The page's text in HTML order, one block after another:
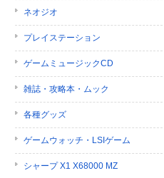
ネオジオ
プレイステーション
ゲームミュージックCD
雑誌・攻略本・ムック
各種グッズ
ゲームウォッチ・LSIゲーム
シャープ X1 X68000 MZ